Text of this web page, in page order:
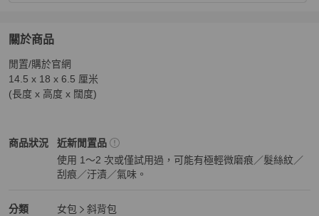
關於商品
關於LV 100%二手FOLD ME 隨身包
閒置/購於官網
14.5 x 18 x 6.5 厘米
(長度 x 高度 x 闊度)
商品狀況
Louis Vuitton女包商品狀態與細節
近新閒置品
使用 1～2 次或僅試用過，可能有極輕微磨痕／髮絲紋／
刮痕／汙漬／氣味。
分類
Louis Vuitton女包 分類資訊
女包
斜背包